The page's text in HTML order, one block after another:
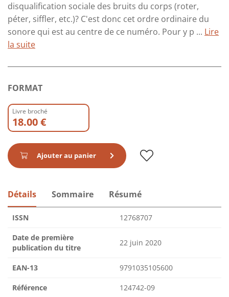
disqualification sociale des bruits du corps (roter,
péter, siffler, etc.)? C'est donc cet ordre ordinaire du
sonore qui est au centre de ce numéro. Pour y p ... Lire
la suite
FORMAT
Livre broché
18.00 €
Ajouter au panier
Détails Sommaire Résumé
ISSN 12768707
Date de première
publication du titre
22 juin 2020
EAN-13 9791035105600
Référence 124742-09